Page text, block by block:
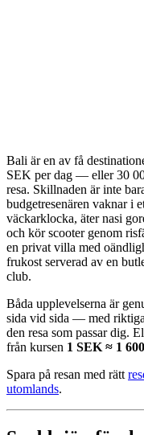
Bali är en av få
SEK per dag — eller 30
resa. Skillnaden är inte
budgetresenären vaknar i
väckarklocka, äter nasi
och kör scooter genom
en privat villa med
frukost serverad av en
club.
Båda upplevelserna är
sida vid sida — med
den resa som passar dig.
från kursen 1 SEK ≈ 1
Spara på resan med rätt
utomlands.